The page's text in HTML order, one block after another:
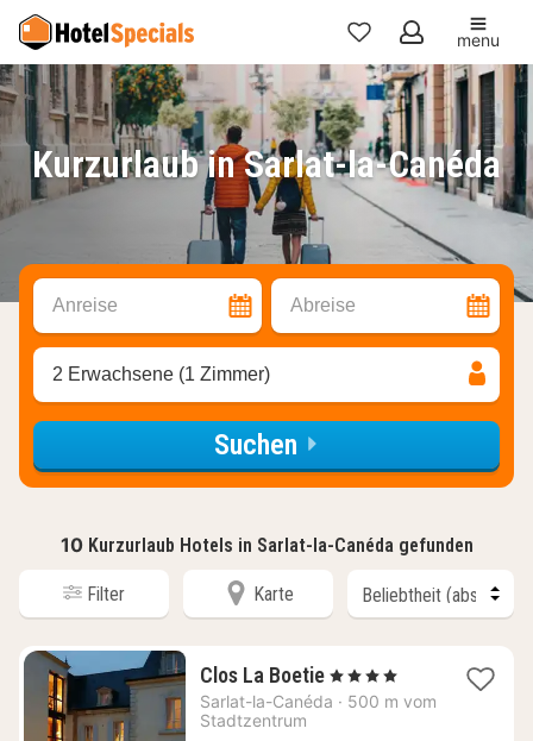
Meine
Favoriten
menu
Kurzurlaub in Sarlat-la-Canéda
Anreise Abreise
2 Erwachsene (1 Zimmer)
Suchen
10 Kurzurlaub Hotels in Sarlat-la-Canéda gefunden
Filter Karte
Clos La Boetie1
Nacht
, 4 Sterne
Sarlat-la-Canéda · 500 m vom
Stadtzentrum